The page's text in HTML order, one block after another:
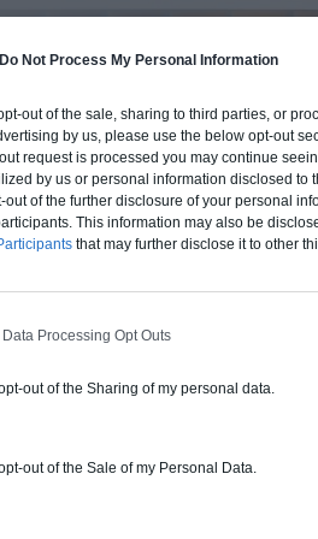
Do Not Process My Personal Information
out of the sale, sharing to third parties, or
by us, please use the below opt-out
request is processed you may continue
by us or personal information disclosed to
of the further disclosure of your personal
This information may also be
that may further disclose it to other
Processing Opt Outs
opt-out of the Sharing of my personal data.
opt-out of the Sale of my Personal Data.
BUDGET ET
type de livraison souhaité :